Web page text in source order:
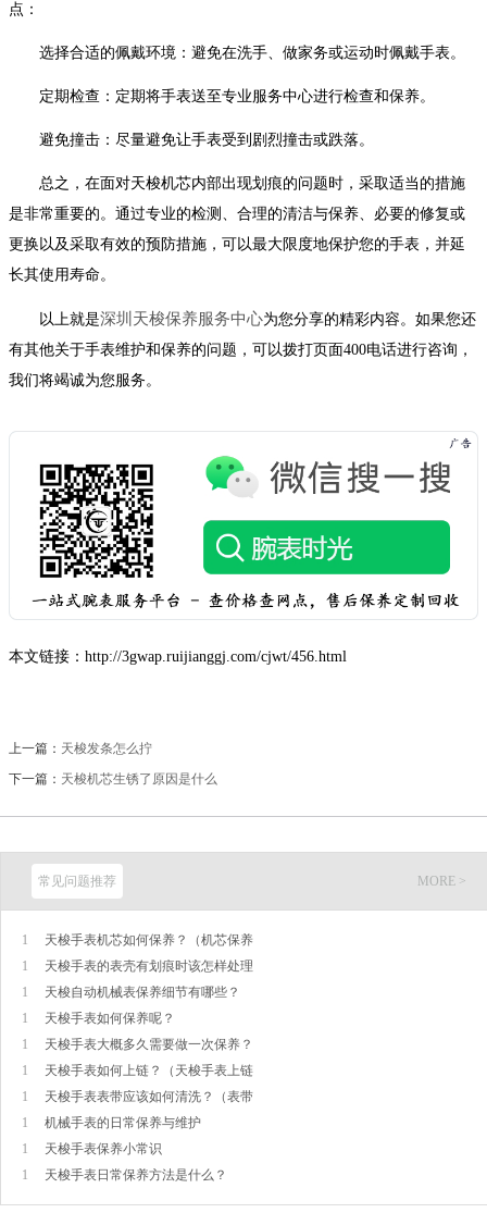
点：
选择合适的佩戴环境：避免在洗手、做家务或运动时佩戴手表。
定期检查：定期将手表送至专业服务中心进行检查和保养。
避免撞击：尽量避免让手表受到剧烈撞击或跌落。
总之，在面对天梭机芯内部出现划痕的问题时，采取适当的措施
是非常重要的。通过专业的检测、合理的清洁与保养、必要的修复或
更换以及采取有效的预防措施，可以最大限度地保护您的手表，并延
长其使用寿命。
以上就是深圳天梭保养服务中心为您分享的精彩内容。如果您还
有其他关于手表维护和保养的问题，可以拨打页面400电话进行咨询，
我们将竭诚为您服务。
本文链接：http://3gwap.ruijianggj.com/cjwt/456.html
上一篇： 天梭发条怎么拧
下一篇： 天梭机芯生锈了原因是什么
常见问题推荐 MORE >
1
天梭手表机芯如何保养？（机芯保养
1
天梭手表的表壳有划痕时该怎样处理
1
天梭自动机械表保养细节有哪些？
1
天梭手表如何保养呢？
1
天梭手表大概多久需要做一次保养？
1
天梭手表如何上链？（天梭手表上链
1
天梭手表表带应该如何清洗？（表带
1
机械手表的日常保养与维护
1
天梭手表保养小常识
1
天梭手表日常保养方法是什么？